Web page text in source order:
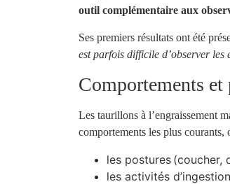
outil complémentaire aux
Ses premiers résultats ont été
est parfois difficile d’observer les
Comportements et
Les taurillons à l’engraissement
comportements les plus courants,
les postures (coucher,
les activités